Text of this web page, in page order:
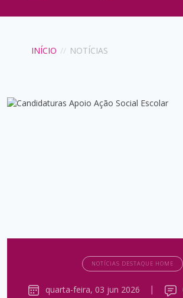
INÍCIO // NOTÍCIAS
NOTÍCIAS DESTAQUE HOME
quarta-feira, 03 jun 2026 |